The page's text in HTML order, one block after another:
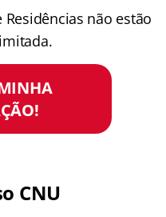
Residências não estão
CNU